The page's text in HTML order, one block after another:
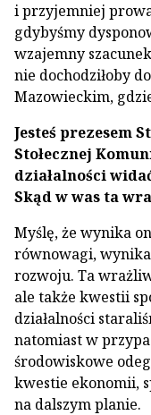
i przyjemniej
gdybyśmy
wzajemny
nie dochodziłoby
Mazowieckim,
Jesteś prezesem
Stołecznej
działalności
Skąd w was ta
Myślę, że wynika
równowagi,
rozwoju. Ta
ale także kwestii
działalności
natomiast w
środowiskowe
kwestie ekonomii,
na dalszym planie.